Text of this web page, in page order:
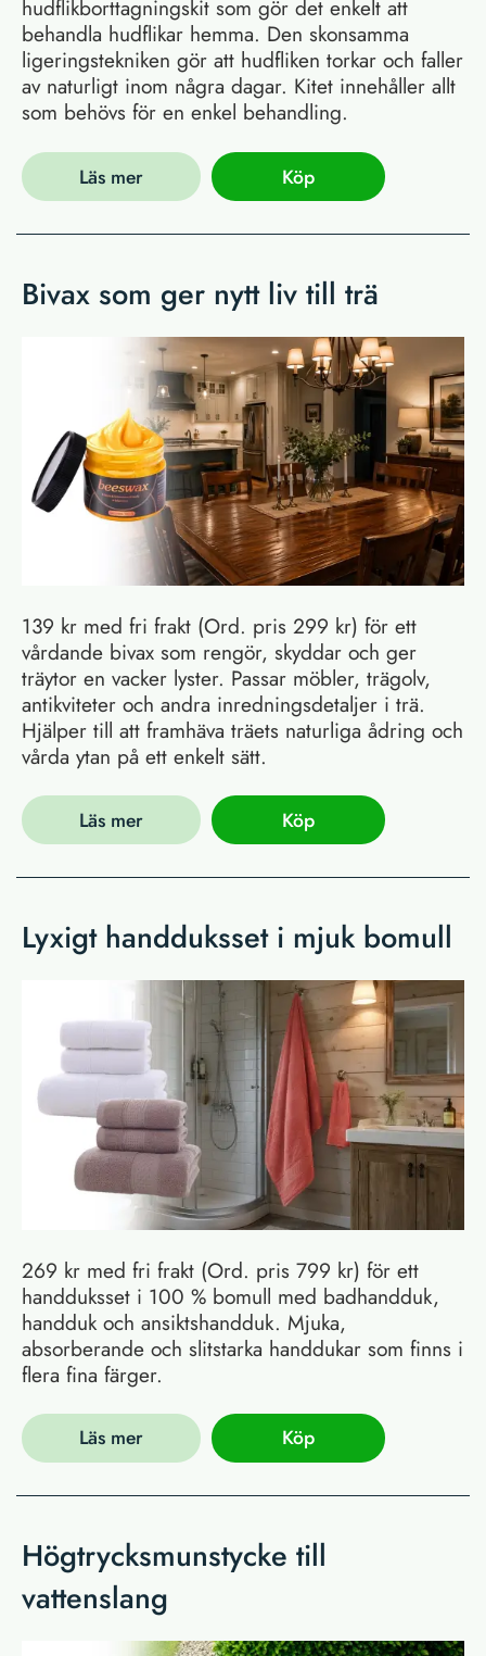
hudflikborttagningskit som gör det enkelt att
behandla hudflikar hemma. Den skonsamma
ligeringstekniken gör att hudfliken torkar och faller
av naturligt inom några dagar. Kitet innehåller allt
som behövs för en enkel behandling.
Läs mer Köp
Bivax som ger nytt liv till trä
139 kr med fri frakt (Ord. pris 299 kr) för ett
vårdande bivax som rengör, skyddar och ger
träytor en vacker lyster. Passar möbler, trägolv,
antikviteter och andra inredningsdetaljer i trä.
Hjälper till att framhäva träets naturliga ådring och
vårda ytan på ett enkelt sätt.
Läs mer Köp
Lyxigt handduksset i mjuk bomull
269 kr med fri frakt (Ord. pris 799 kr) för ett
handduksset i 100 % bomull med badhandduk,
handduk och ansiktshandduk. Mjuka,
absorberande och slitstarka handdukar som finns i
flera fina färger.
Läs mer Köp
Högtrycksmunstycke till
vattenslang